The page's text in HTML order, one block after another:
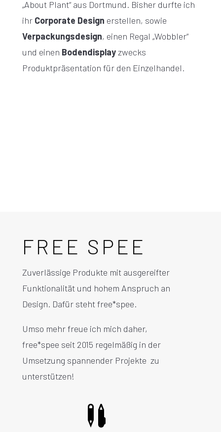
„About Plant“ aus Dortmund. Bisher durfte ich
ihr Corporate Design erstellen, sowie
Verpackungsdesign, einen Regal „Wobbler“
und einen Bodendisplayzwecks
Produktpräsentation für den Einzelhandel.
FREE SPEE
Zuverlässige Produkte mit ausgereifter
Funktionalität und hohem Anspruch an
Design. Dafür steht free*spee.
Umso mehr freue ich mich daher,
free*spee seit 2015 regelmäßig in der
Umsetzung spannender Projekte zu
unterstützen!
